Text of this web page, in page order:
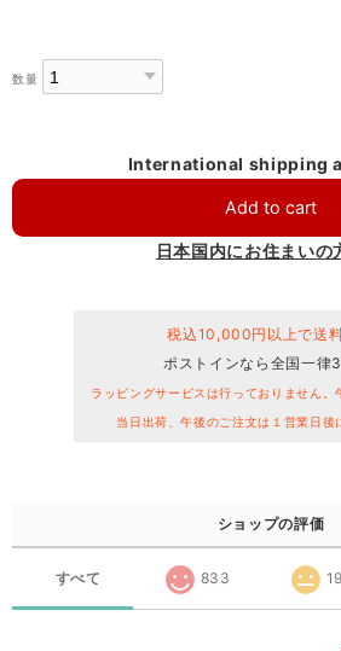
数量
International shipping
Add to cart
日本国内にお住まいの
税込10,000円以上で送
ポストインなら全国一律
ラッピングサービスは行っておりません。
当日出荷、午後のご注文は１営業日後
ショップの評価
すべて 833 19